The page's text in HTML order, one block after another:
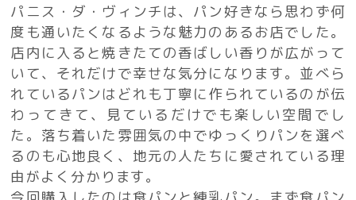
パニス・ダ・ヴィンチは、パン好きなら思わず何
度も通いたくなるような魅力のあるお店でした。
店内に入ると焼きたての香ばしい香りが広がって
いて、それだけで幸せな気分になります。並べら
れているパンはどれも丁寧に作られているのが伝
わってきて、見ているだけでも楽しい空間でし
た。落ち着いた雰囲気の中でゆっくりパンを選べ
るのも心地良く、地元の人たちに愛されている理
由がよく分かります。